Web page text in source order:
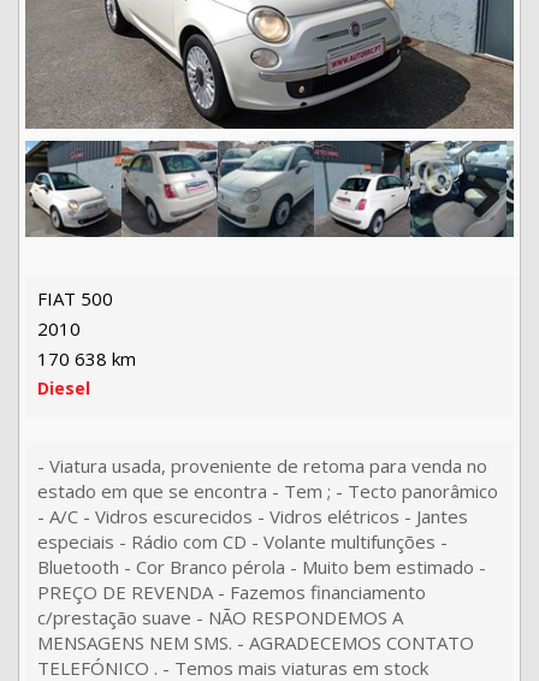
Next
Next
FIAT 500
2010
170 638 km
Diesel
- Viatura usada, proveniente de retoma para venda no
estado em que se encontra - Tem ; - Tecto panorâmico
- A/C - Vidros escurecidos - Vidros elétricos - Jantes
especiais - Rádio com CD - Volante multifunções -
Bluetooth - Cor Branco pérola - Muito bem estimado -
PREÇO DE REVENDA - Fazemos financiamento
c/prestação suave - NÃO RESPONDEMOS A
MENSAGENS NEM SMS. - AGRADECEMOS CONTATO
TELEFÓNICO . - Temos mais viaturas em stock